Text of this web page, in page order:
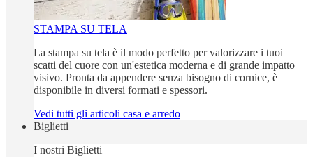
STAMPA SU TELA
La stampa su tela è il modo perfetto per valorizzare i tuoi
scatti del cuore con un'estetica moderna e di grande impatto
visivo. Pronta da appendere senza bisogno di cornice, è
disponibile in diversi formati e spessori.
Vedi tutti gli articoli casa e arredo
Biglietti
I nostri Biglietti